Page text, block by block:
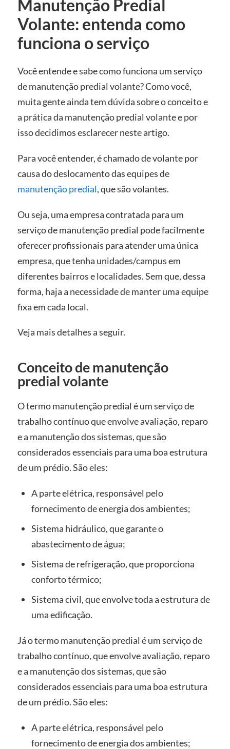
Manutenção Predial
Volante: entenda como
funciona o serviço
Você entende e sabe como funciona um serviço
de manutenção predial volante? Como você,
muita gente ainda tem dúvida sobre o conceito e
a prática da manutenção predial volante e por
isso decidimos esclarecer neste artigo.
Para você entender, é chamado de volante por
causa do deslocamento das equipes de
manutenção predial, que são volantes.
Ou seja, uma empresa contratada para um
serviço de manutenção predial pode facilmente
oferecer profissionais para atender uma única
empresa, que tenha unidades/campus em
diferentes bairros e localidades. Sem que, dessa
forma, haja a necessidade de manter uma equipe
fixa em cada local.
Veja mais detalhes a seguir.
Conceito de manutenção
predial volante
O termo manutenção predial é um serviço de
trabalho contínuo que envolve avaliação, reparo
e a manutenção dos sistemas, que são
considerados essenciais para uma boa estrutura
de um prédio. São eles:
A parte elétrica, responsável pelo
fornecimento de energia dos ambientes;
Sistema hidráulico, que garante o
abastecimento de água;
Sistema de refrigeração, que proporciona
conforto térmico;
Sistema civil, que envolve toda a estrutura de
uma edificação.
Já o termo manutenção predial é um serviço de
trabalho contínuo, que envolve avaliação, reparo
e a manutenção dos sistemas, que são
considerados essenciais para uma boa estrutura
de um prédio. São eles:
A parte elétrica, responsável pelo
fornecimento de energia dos ambientes;